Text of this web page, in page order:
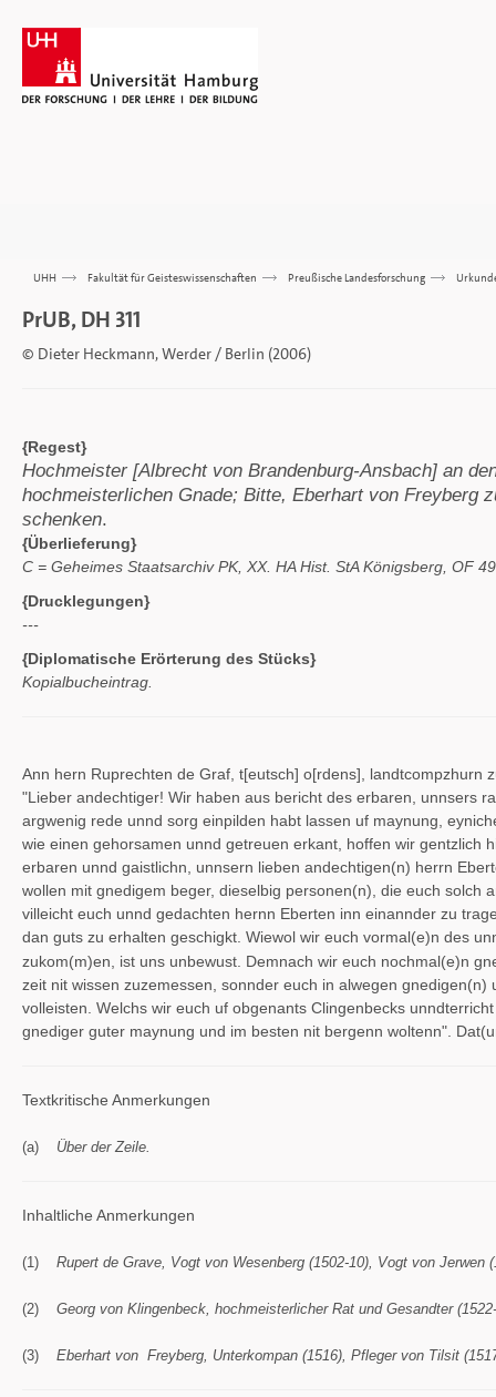
UHH >>> Fakultät für Geisteswissenschaften >>> Preußische Landesforschung >>>
PrUB, DH 311
© Dieter Heckmann, Werder / Berlin (2006)
{Regest}
Hochmeister [Albrecht von Brandenburg-Ansbach] an
hochmeisterlichen Gnade; Bitte, Eberhart von Freyberg
schenken.
{Überlieferung}
C = Geheimes Staatsarchiv PK, XX. HA Hist. StA Königsberg, OF
{Drucklegungen}
---
{Diplomatische Erörterung des Stücks}
Kopialbucheintrag.
Ann hern Ruprechten de Graf, t[eutsch] o[rdens], landtcompzhurn
"Lieber andechtiger! Wir haben aus bericht des erbaren, unnsers
argwenig rede unnd sorg einpilden habt lassen uf maynung,
wie einen gehorsamen unnd getreuen erkant, hoffen wir gentzlich
erbaren unnd gaistlichn, unnsern lieben andechtigen(n) herrn
wollen mit gnedigem beger, dieselbig personen(n), die euch
villeicht euch unnd gedachten hernn Eberten inn einannder zu
dan guts zu erhalten geschigkt. Wiewol wir euch vormal(e)n des
zukom(m)en, ist uns unbewust. Demnach wir euch nochmal(e)n
zeit nit wissen zuzemessen, sonnder euch in alwegen
volleisten. Welchs wir euch uf obgenants Clingenbecks
gnediger guter maynung und im besten nit bergenn woltenn".
Textkritische Anmerkungen
(a) Über der Zeile.
Inhaltliche Anmerkungen
(1) Rupert de Grave, Vogt von Wesenberg (1502-10), Vogt von Jerwen
(2) Georg von Klingenbeck, hochmeisterlicher Rat und Gesandter
(3) Eberhart von Freyberg, Unterkompan (1516), Pfleger von Tilsit